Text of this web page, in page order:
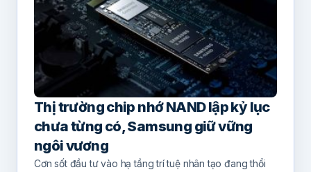
Thị trường chip nhớ NAND lập kỷ lục
chưa từng có, Samsung giữ vững
ngôi vương
Cơn sốt đầu tư vào hạ tầng trí tuệ nhân tạo đang thổi